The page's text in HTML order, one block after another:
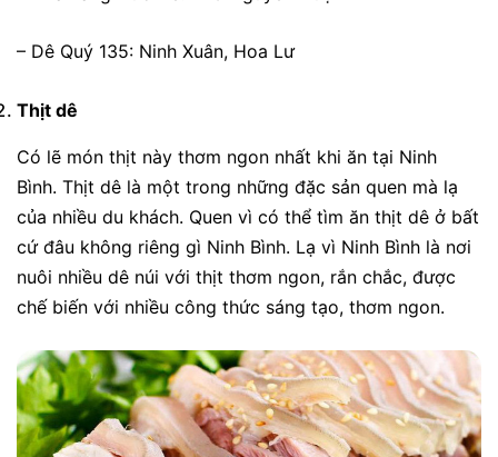
– Dê Quý 135: Ninh Xuân, Hoa Lư
Thịt dê
Có lẽ món thịt này thơm ngon nhất khi ăn tại Ninh
Bình. Thịt dê là một trong những đặc sản quen mà lạ
của nhiều du khách. Quen vì có thể tìm ăn thịt dê ở bất
cứ đâu không riêng gì Ninh Bình. Lạ vì Ninh Bình là nơi
nuôi nhiều dê núi với thịt thơm ngon, rắn chắc, được
chế biến với nhiều công thức sáng tạo, thơm ngon.